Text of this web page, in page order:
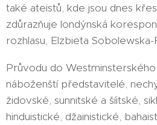
také ateistů, kde jsou dnes
zdůrazňuje londýnská
rozhlasu, Elżbieta
Průvodu do
náboženští představitelé,
židovské, sunnitské a šíitské,
hinduistické, džainistické,